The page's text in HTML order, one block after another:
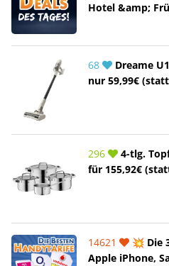
Hotel &amp;
68
Dreame
nur 59,99€
296
4-tlg.
für 155,92€
14621
💥 Die
Apple iPhone,